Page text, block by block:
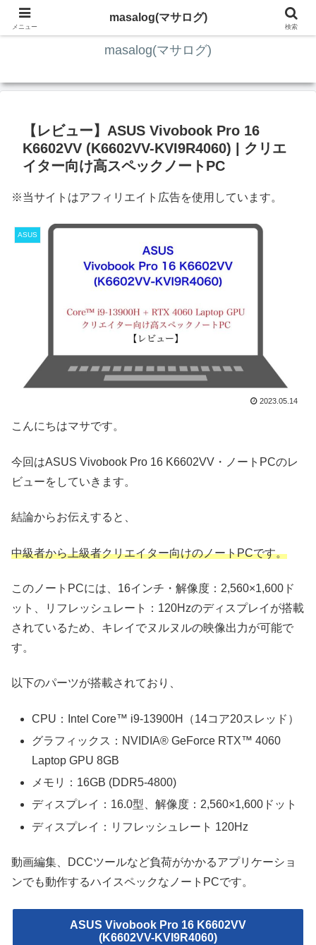
ITの知識4割・ガジェット4割・その他2割 の趣味ブログ
masalog(マサログ)
【レビュー】ASUS Vivobook Pro 16
K6602VV (K6602VV-KVI9R4060) | クリエ
イター向け高スペックノートPC
※当サイトはアフィリエイト広告を使用しています。
ASUS
2023.05.14
こんにちはマサです。
今回はASUS Vivobook Pro 16 K6602VV・ノートPCのレ
ビューをしていきます。
結論からお伝えすると、
中級者から上級者クリエイター向けのノートPCです。
このノートPCには、16インチ・解像度：2,560×1,600ド
ット、リフレッシュレート：120Hzのディスプレイが搭載
されているため、キレイでヌルヌルの映像出力が可能で
す。
以下のパーツが搭載されており、
CPU：Intel Core™ i9-13900H（14コア20スレッド）
グラフィックス：NVIDIA® GeForce RTX™ 4060
Laptop GPU 8GB
メモリ：16GB (DDR5-4800)
ディスプレイ：16.0型、解像度：2,560×1,600ドット
ディスプレイ：リフレッシュレート 120Hz
動画編集、DCCツールなど負荷がかかるアプリケーショ
ンでも動作するハイスペックなノートPCです。
ASUS Vivobook Pro 16 K6602VV
(K6602VV-KVI9R4060)
メニュー
masalog(マサログ)
検索